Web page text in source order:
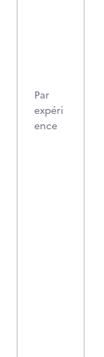
Par
expéri
ence